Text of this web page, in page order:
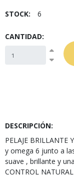
STOCK: 6
CANTIDAD:
DESCRIPCIÓN:
PELAJE
y omega 6 junto a
suave , brillante y
CONTROL